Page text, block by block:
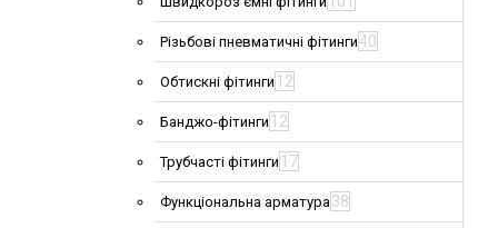
Різьбові пневматичні фітинги40
Обтискні фітинги 12
Банджо-фітинги 12
Трубчасті фітинги 17
Функціональна арматура38